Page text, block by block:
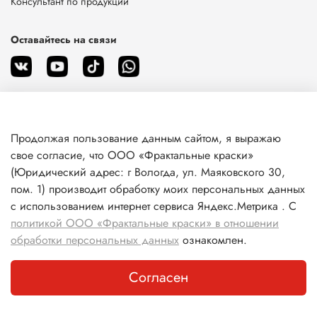
О магазине
Клиентам
Информация
Оставайтесь на связи
Продолжая пользование данным сайтом, я выражаю
свое согласие, что ООО «Фрактальные краски»
(Юридический адрес: г Вологда, ул. Маяковского 30,
пом. 1) производит обработку моих персональных данных
с использованием интернет сервиса Яндекс.Метрика . С
политикой ООО «Фрактальные краски» в отношении
обработки персональных данных ознакомлен.
Согласен